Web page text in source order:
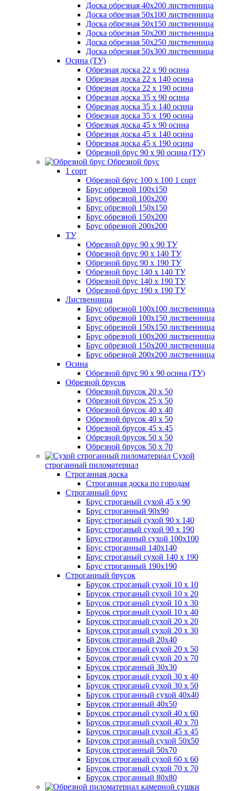
Доска обрезная 40х200 лиственница
Доска обрезная 50х100 лиственница
Доска обрезная 50х150 лиственница
Доска обрезная 50х200 лиственница
Доска обрезная 50х250 лиственница
Доска обрезная 50х300 лиственница
Осина (ТУ)
Обрезная доска 22 х 90 осина
Обрезная доска 22 х 140 осина
Обрезная доска 22 х 190 осина
Обрезная доска 35 х 90 осина
Обрезная доска 35 х 140 осина
Обрезная доска 35 х 190 осина
Обрезная доска 45 х 90 осина
Обрезная доска 45 х 140 осина
Обрезная доска 45 х 190 осина
Обрезной брус 90 х 90 осина (ТУ)
Обрезной брус
1 сорт
Обрезной брус 100 х 100 1 сорт
Брус обрезной 100х150
Брус обрезной 100х200
Брус обрезной 150х150
Брус обрезной 150х200
Брус обрезной 200х200
ТУ
Обрезной брус 90 х 90 ТУ
Обрезной брус 90 х 140 ТУ
Обрезной брус 90 х 190 ТУ
Обрезной брус 140 х 140 ТУ
Обрезной брус 140 х 190 ТУ
Обрезной брус 190 х 190 ТУ
Лиственница
Брус обрезной 100х100 лиственница
Брус обрезной 100х150 лиственница
Брус обрезной 150х150 лиственница
Брус обрезной 100х200 лиственница
Брус обрезной 150х200 лиственница
Брус обрезной 200х200 лиственница
Осина
Обрезной брус 90 х 90 осина (ТУ)
Обрезной брусок
Обрезной брусок 20 х 50
Обрезной брусок 25 х 50
Обрезной брусок 40 х 40
Обрезной брусок 40 х 50
Обрезной брусок 45 х 45
Обрезной брусок 50 х 50
Обрезной брусок 50 х 70
Сухой
строганный пиломатериал
Строганная доска
Строганная доска по городам
Строганный брус
Брус строганый сухой 45 х 90
Брус строганный 90х90
Брус строганый сухой 90 х 140
Брус строганый сухой 90 х 190
Брус строганный сухой 100х100
Брус строганный 140х140
Брус строганый сухой 140 х 190
Брус строганный 190х190
Строганный брусок
Брусок строганый сухой 10 х 10
Брусок строганый сухой 10 х 20
Брусок строганый сухой 10 х 30
Брусок строганый сухой 10 х 40
Брусок строганый сухой 20 х 20
Брусок строганый сухой 20 х 30
Брусок строганный 20х40
Брусок строганый сухой 20 х 50
Брусок строганый сухой 20 х 70
Брусок строганный 30х30
Брусок строганый сухой 30 х 40
Брусок строганый сухой 30 х 50
Брусок строганный сухой 40х40
Брусок строганный 40х50
Брусок строганый сухой 40 х 60
Брусок строганый сухой 40 х 70
Брусок строганый сухой 45 х 45
Брусок строганный сухой 50х50
Брусок строганный 50х70
Брусок строганый сухой 60 х 60
Брусок строганый сухой 70 х 70
Брусок строганный 80х80